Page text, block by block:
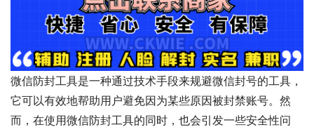
微信防封工具是一种通过技术手段来规避微信封号的工具，
它可以有效地帮助用户避免因为某些原因被封禁账号。然
而，在使用微信防封工具的同时，也会引发一些安全性问